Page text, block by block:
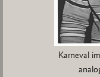
Karneval